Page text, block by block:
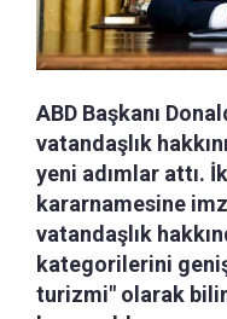
ABD Başkanı
vatandaşlık
yeni adımlar attı.
kararnamesine
vatandaşlık
kategorilerini
turizmi" olarak